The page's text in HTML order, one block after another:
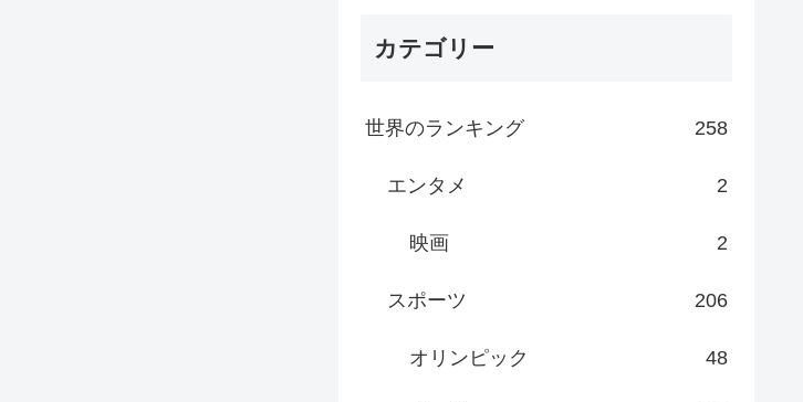
カテゴリー
世界のランキング 258
エンタメ 2
映画 2
スポーツ 206
オリンピック 48